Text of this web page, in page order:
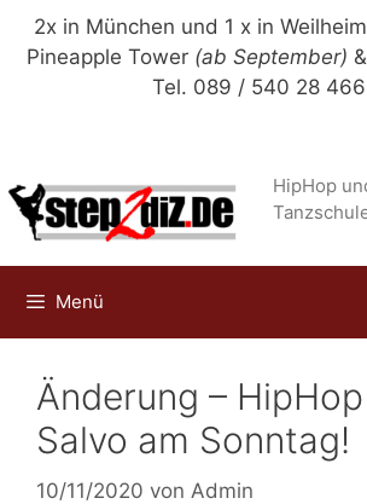
Zum
Inhalt
2x in München und 1 x in
Pineapple Tower (ab September)
Tel. 089 / 540 28 466
HipHop
Menü
Änderung –
Salvo am Sonntag!
10/11/2020 von Admin